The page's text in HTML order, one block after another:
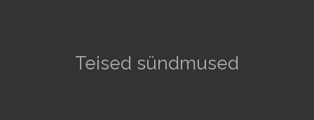
Teised sündmused